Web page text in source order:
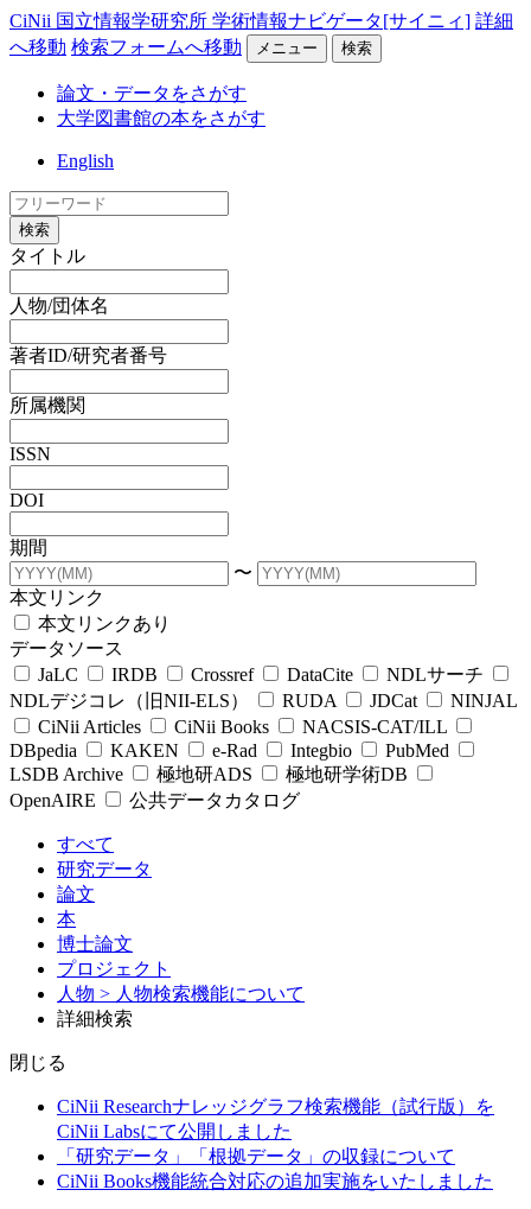
CiNii 国立情報学研究所 学術情報ナビゲータ[サイニィ] 詳細
へ移動 検索フォームへ移動 メニュー 検索
論文・データをさがす
大学図書館の本をさがす
English
検索
タイトル
人物/団体名
著者ID/研究者番号
所属機関
ISSN
DOI
期間
〜
本文リンク
本文リンクあり
データソース
JaLC
IRDB Crossref DataCite
NDLサーチ
NDLデジコレ（旧NII-ELS）
RUDA JDCat
NINJAL
CiNii Articles
CiNii Books
NACSIS-CAT/ILL
DBpedia
KAKEN e-Rad Integbio
PubMed
LSDB Archive
極地研ADS
極地研学術DB
OpenAIRE
公共データカタログ
すべて
研究データ
論文
本
博士論文
プロジェクト
人物 > 人物検索機能について
詳細検索
閉じる
CiNii Researchナレッジグラフ検索機能（試行版）を
CiNii Labsにて公開しました
「研究データ」「根拠データ」の収録について
CiNii Books機能統合対応の追加実施をいたしました